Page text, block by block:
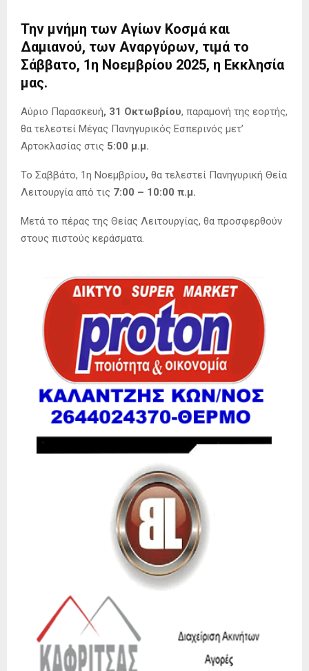
Την μνήμη των Αγίων Κοσμά και
Δαμιανού, των Αναργύρων, τιμά το
Σάββατο, 1η Νοεμβρίου 2025, η Εκκλησία
μας.
Αύριο Παρασκευή, 31 Οκτωβρίου, παραμονή της εορτής,
θα τελεστεί Μέγας Πανηγυρικός Εσπερινός μετ’
Αρτοκλασίας στις 5:00 μ.μ.
Το Σαββάτο, 1η Νοεμβρίου, θα τελεστεί Πανηγυρική Θεία
Λειτουργία από τις 7:00 – 10:00 π.μ.
Μετά το πέρας της Θείας Λειτουργίας, θα προσφερθούν
στους πιστούς κεράσματα.